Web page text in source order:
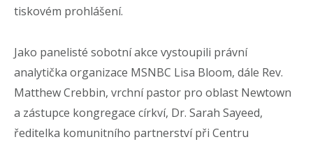
tiskovém prohlášení.
Jako panelisté sobotní akce vystoupili právní
analytička organizace MSNBC Lisa Bloom, dále Rev.
Matthew Crebbin, vrchní pastor pro oblast Newtown
a zástupce kongregace církví, Dr. Sarah Sayeed,
ředitelka komunitního partnerství při Centru